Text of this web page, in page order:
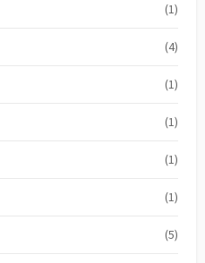
(1)
(4)
(1)
(1)
(1)
(1)
(5)